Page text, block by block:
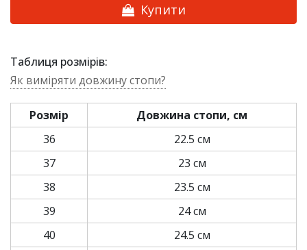
Купити
Таблиця розмірів:
Як виміряти довжину стопи?
Розмір
Довжина стопи, см
36
22.5 см
37
23 см
38
23.5 см
39
24 см
40
24.5 см